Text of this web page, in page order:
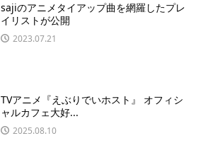
sajiのアニメタイアップ曲を網羅したプレ
イリストが公開
2023.07.21
TVアニメ『えぶりでいホスト』 オフィシ
ャルカフェ大好...
2025.08.10